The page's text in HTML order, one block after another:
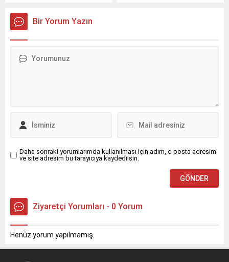
dakikalar yaşattı.
Bir Yorum Yazın
Daha sonraki yorumlarımda kullanılması için adım, e-posta adresim
ve site adresim bu tarayıcıya kaydedilsin.
Ziyaretçi Yorumları - 0 Yorum
Henüz yorum yapılmamış.